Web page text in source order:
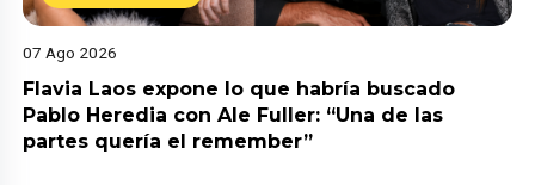
07 Ago 2026
Flavia Laos expone lo que habría buscado
Pablo Heredia con Ale Fuller: “Una de las
partes quería el remember”